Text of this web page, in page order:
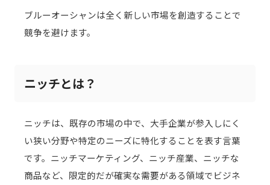
ブルーオーシャンは全く新しい市場を創造することで
競争を避けます。
ニッチとは？
ニッチは、既存の市場の中で、大手企業が参入しにく
い狭い分野や特定のニーズに特化することを表す言葉
です。ニッチマーケティング、ニッチ産業、ニッチな
商品など、限定的だが確実な需要がある領域でビジネ